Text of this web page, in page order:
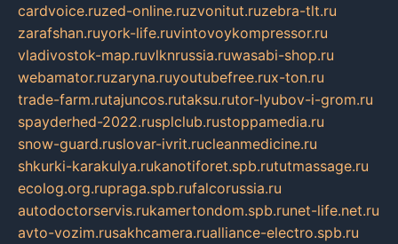
cardvoice.ruzed-online.ruzvonitut.ruzebra-tlt.ru
zarafshan.ruyork-life.ruvintovoykompressor.ru
vladivostok-map.ruvlknrussia.ruwasabi-shop.ru
webamator.ruzaryna.ruyoutubefree.rux-ton.ru
trade-farm.rutajuncos.rutaksu.rutor-lyubov-i-grom.ru
spayderhed-2022.rusplclub.rustoppamedia.ru
snow-guard.ruslovar-ivrit.rucleanmedicine.ru
shkurki-karakulya.rukanotiforet.spb.rututmassage.ru
ecolog.org.rupraga.spb.rufalcorussia.ru
autodoctorservis.rukamertondom.spb.runet-life.net.ru
avto-vozim.rusakhcamera.rualliance-electro.spb.ru